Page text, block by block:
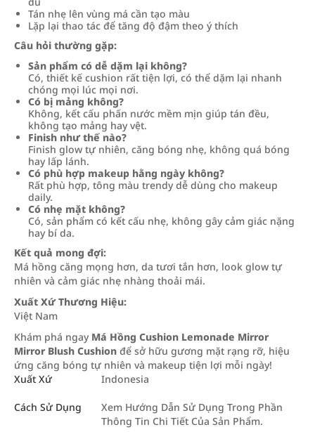
Tán nhẹ lên vùng má cần tạo màu
Lặp lại thao tác để tăng độ đậm theo ý thích
Câu hỏi thường gặp:
Sản phẩm có dễ dặm lại không?
Có, thiết kế cushion rất tiện lợi, có thể dặm lại nhanh
chóng mọi lúc mọi nơi.
Có bị mảng không?
Không, kết cấu phấn nước mềm mịn giúp tán đều,
không tạo mảng hay vệt.
Finish như thế nào?
Finish glow tự nhiên, căng bóng nhẹ, không quá bóng
hay lấp lánh.
Có phù hợp makeup hằng ngày không?
Rất phù hợp, tông màu trendy dễ dùng cho makeup
daily.
Có nhẹ mặt không?
Có, sản phẩm có kết cấu nhẹ, không gây cảm giác nặng
hay bí da.
Kết quả mong đợi:
Má hồng căng mọng hơn, da tươi tắn hơn, look glow tự
nhiên và cảm giác nhẹ nhàng thoải mái.
Xuất Xứ Thương Hiệu:
Việt Nam
Khám phá ngay Má Hồng Cushion Lemonade Mirror
Mirror Blush Cushion để sở hữu gương mặt rạng rỡ, hiệu
ứng căng bóng tự nhiên và makeup tiện lợi mỗi ngày!
Xuất Xứ
Indonesia
Cách Sử Dụng
Xem Hướng Dẫn Sử Dụng Trong Phần
Thông Tin Chi Tiết Của Sản Phẩm.